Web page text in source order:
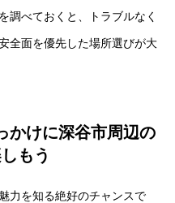
調べておくと、トラブルなく
全面を優先した場所選びが大
かけに深谷市周辺の
もう
力を知る絶好のチャンスで